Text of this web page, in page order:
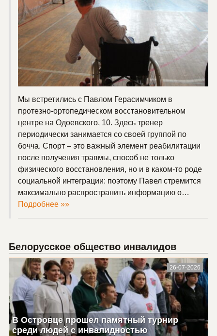
Мы встретились с Павлом Герасимчиком в
протезно-ортопедическом восстановительном
центре на Одоевского, 10. Здесь тренер
периодически занимается со своей группой по
бочча. Спорт – это важный элемент реабилитации
после получения травмы, способ не только
физического восстановления, но и в каком-то роде
социальной интеграции: поэтому Павел стремится
максимально распространить информацию о…
Подробнее »»
Белорусское общество инвалидов
26-07-2026
В Островце прошел памятный турнир
среди людей с инвалидностью